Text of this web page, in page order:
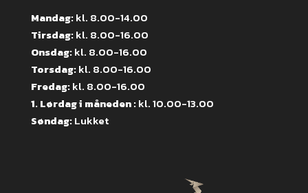
Mandag:kl. 8.00-14.00
Tirsdag:kl. 8.00-16.00
Onsdag:kl. 8.00-16.00
Torsdag:kl. 8.00-16.00
Fredag:kl. 8.00-16.00
1. Lørdag i måneden :kl. 10.00-13.00
Søndag:Lukket